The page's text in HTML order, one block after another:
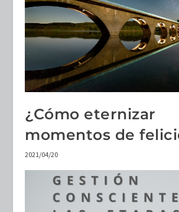
¿Cómo eternizar
momentos de
2021/04/20